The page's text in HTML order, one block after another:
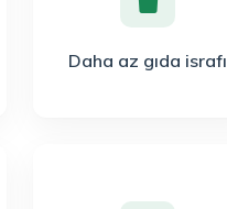
Daha az gıda israfı